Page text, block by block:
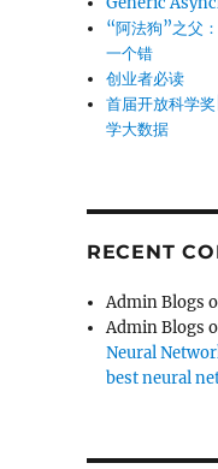
“阿法狗”之父
一个错
创业者必读
首届开放科学
学大数据
RECENT
Admin Blogs
Admin Blogs
Neural
best neural